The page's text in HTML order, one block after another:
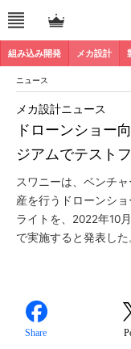
組み込み開発 メカ設計
ニュース
ドローンショー
ジアムでテスト
メカ設計ニュース
スワニーは、ベンチ
産を行うドローンシ
ライトを、2022年10
で実施すると発表した
Share